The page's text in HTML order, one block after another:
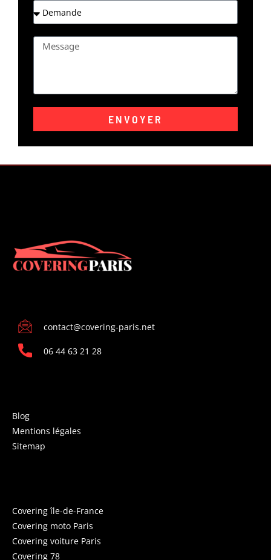
ENVOYER
contact@covering-paris.net
06 44 63 21 28
Blog
Mentions légales
Sitemap
Covering île-de-France
Covering moto Paris
Covering voiture Paris
Covering 78